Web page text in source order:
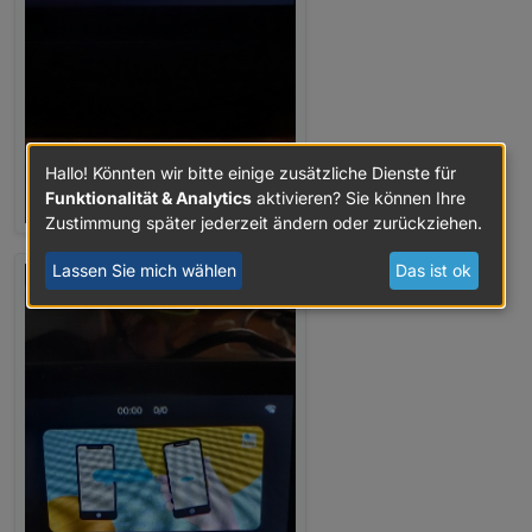
Hallo! Könnten wir bitte einige zusätzliche Dienste für
Funktionalität & Analytics aktivieren? Sie können Ihre
Zustimmung später jederzeit ändern oder zurückziehen.
Lassen Sie mich wählen Das ist ok